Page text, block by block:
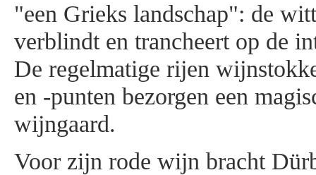
"een Grieks landschap": de
verblindt en trancheert op de
De regelmatige rijen
en -punten bezorgen een
wijngaard.
Voor zijn rode wijn bracht